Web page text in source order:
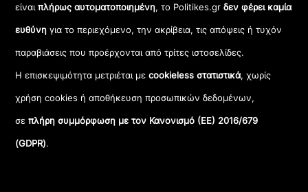
είναιπλήρως αυτοματοποιημένη, το Politikes.grδεν φέρει καμία
ευθύνη για το περιεχόμενο, την ακρίβεια, τις απόψεις ή τυχόν
παραβιάσεις που προέρχονται από τρίτες ιστοσελίδες.
Η επισκεψιμότητα μετριέται μεcookieless στατιστικά, χωρίς
χρήση cookies ή αποθήκευση προσωπικών δεδομένων,
σεπλήρη συμμόρφωση με τον Κανονισμό (ΕΕ) 2016/679
(GDPR).